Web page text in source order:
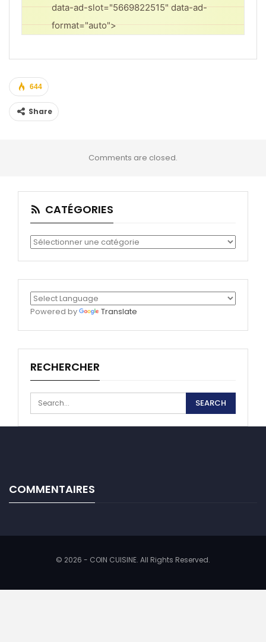
data-ad-slot="5669822515" data-ad-
format="auto">
644
Share
Comments are closed.
CATÉGORIES
Catégories
Powered by Translate
RECHERCHER
COMMENTAIRES
© 2026 - COIN CUISINE. All Rights Reserved.